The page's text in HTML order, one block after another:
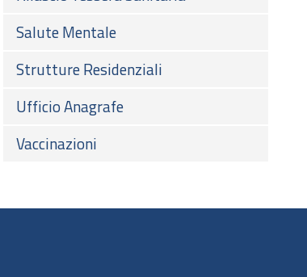
Salute Mentale
Strutture Residenziali
Ufficio Anagrafe
Vaccinazioni